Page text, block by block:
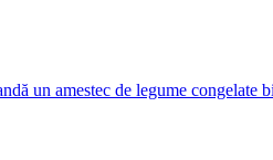
un amestec de legume congelate